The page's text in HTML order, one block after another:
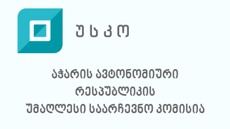
აჭარის ავტონომიური
რესპუბლიკის
უმაღლესი საარჩევნო კომისია